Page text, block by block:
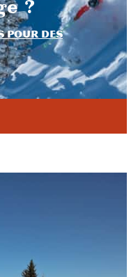
?
pour des